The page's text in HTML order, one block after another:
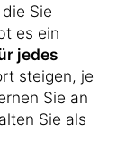
Sie
es ein
jedes
steigen, je
Sie an
Sie als